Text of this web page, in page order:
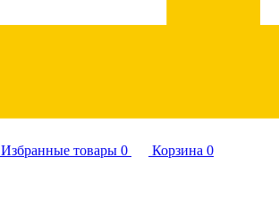
Избранные товары 0 Корзина 0